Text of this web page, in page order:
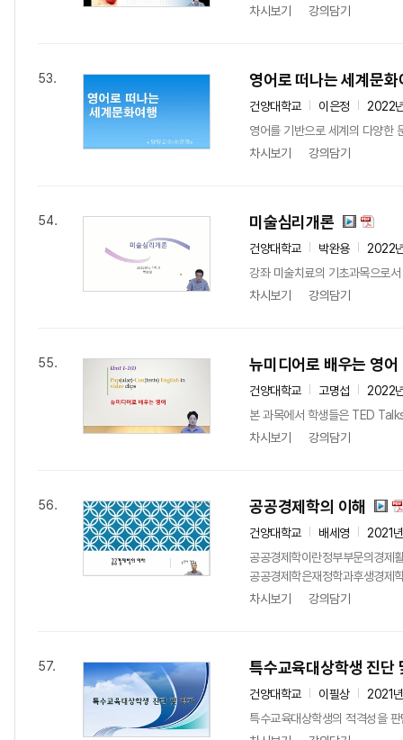
차시보기
강의담기
53. 영어로 떠나는 세계문화
건양대학교 이은정
2022
영어를 기반으로 세계의 다양한
차시보기
강의담기
54. 미술심리개론
건양대학교 박완용
2022
강좌 미술치료의 기초과목으로
차시보기
강의담기
55. 뉴미디어로 배우는 영어
건양대학교 고명섭
2022
본 과목에서 학생들은 TED
차시보기
강의담기
56. 공공경제학의 이해
건양대학교 배세영
2021
공공경제학이란정부부문의경제
공공경제학은재정학과후생경제
차시보기
강의담기
57. 특수교육대상학생 진단
건양대학교 이필상
2021
특수교육대상학생의 적격성을